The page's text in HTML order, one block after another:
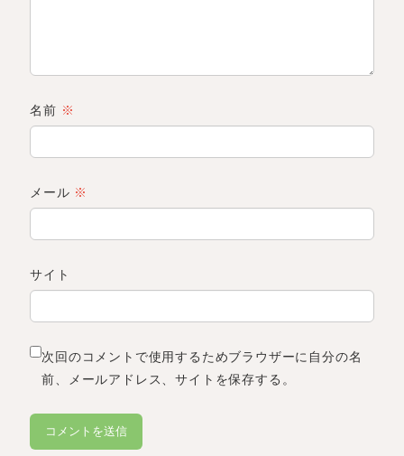
名前 ※
メール ※
サイト
次回のコメントで使用するためブラウザーに自分の名
前、メールアドレス、サイトを保存する。